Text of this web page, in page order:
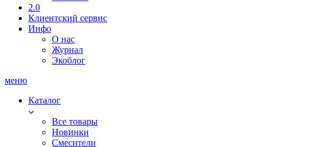
2.0
Клиентский сервис
Инфо
О нас
Журнал
Экоблог
меню
Каталог
Все товары
Новинки
Смесители